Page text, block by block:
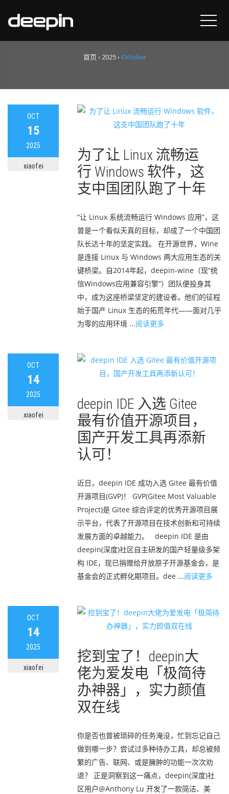
月度归档： 2025年10月
首页›2025›October
OCT
15
2025
xiaofei
为了让 Linux 流畅运
行 Windows 软件，这
支中国团队跑了十年
“让 Linux 系统流畅运行 Windows 应用”，这
曾是一个看似天真的目标，却成了一个中国团
队长达十年的坚定实践。 在开源世界，Wine
是连接 Linux 与 Windows 两大应用生态的关
键桥梁。自2014年起，deepin-wine（现“统
信Windows应用兼容引擎”）团队便投身其
中，成为这座桥梁坚定的建设者。他们的征程
始于国产 Linux 生态的拓荒年代——面对几乎
为零的应用环境 ...阅读更多
OCT
14
2025
xiaofei
deepin IDE 入选 Gitee
最有价值开源项目，
国产开发工具再添新
认可！
近日，deepin IDE 成功入选 Gitee 最有价值
开源项目(GVP)！ GVP(Gitee Most Valuable
Project)是 Gitee 综合评定的优秀开源项目展
示平台，代表了开源项目在技术创新和可持续
发展方面的卓越能力。 deepin IDE 是由
deepin(深度)社区自主研发的国产轻量级多架
构 IDE，现已捐赠给开放原子开源基金会，是
基金会的正式孵化期项目。dee ...阅读更多
OCT
14
2025
xiaofei
挖到宝了！deepin大
佬为爱发电「极简待
办神器」，实力颜值
双在线
你是否也曾被琐碎的任务淹没，忙到忘记自己
做到哪一步？尝试过多种待办工具，却总被频
繁的广告、联网、或是臃肿的功能一次次劝
退？ 正是洞察到这一痛点，deepin(深度)社
区用户@Anthony Lu 开发了一款简洁、美